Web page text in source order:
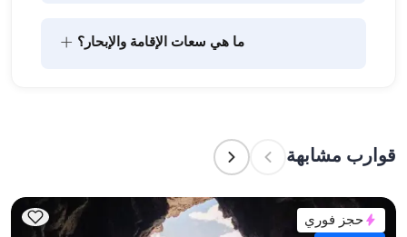
ما هي سعات الإقامة والإبحار؟ +
للإيجارات اليومية، فتنطبق سعة الإبحار.
قوارب مشابهة
حجز فوري